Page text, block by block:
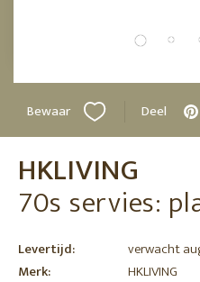
Bewaar Deel
HKLIVING
70s servies:
Levertijd:
verwacht
Merk:
HKLIVING